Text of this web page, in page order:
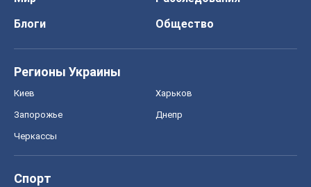
Блоги
Общество
Регионы Украины
Киев Харьков
Запорожье Днепр
Черкассы
Спорт